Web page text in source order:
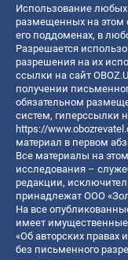
Использование любых
размещенных на этом
его поддоменах, в
Разрешается
разрешения на их
ссылки на сайт
получении
обязательном
систем, гиперссылки
https://
материал в первом
Все материалы на
исследования –
редакции,
принадлежат ООО
На все
имеет
«Об авторских правах
без письменного